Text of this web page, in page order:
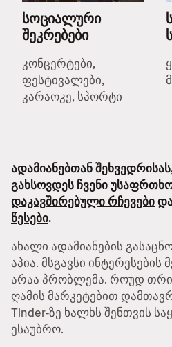
სოციალური
შეკრებები
კონცერტები,
ფესტივალები,
კარაოკე, სპორტი
ადამიანებთან
გახსოვდეს ჩვენი
დაკავშირებული რჩევები
წესები.
ახალი ადამიანების
აპია. მსგავსი ინტერესების
არაა პრობლემა. როუდ
ღამის მარკეტებით
Tinder-ზე ხალხს შენთვის
ესაუბრო.